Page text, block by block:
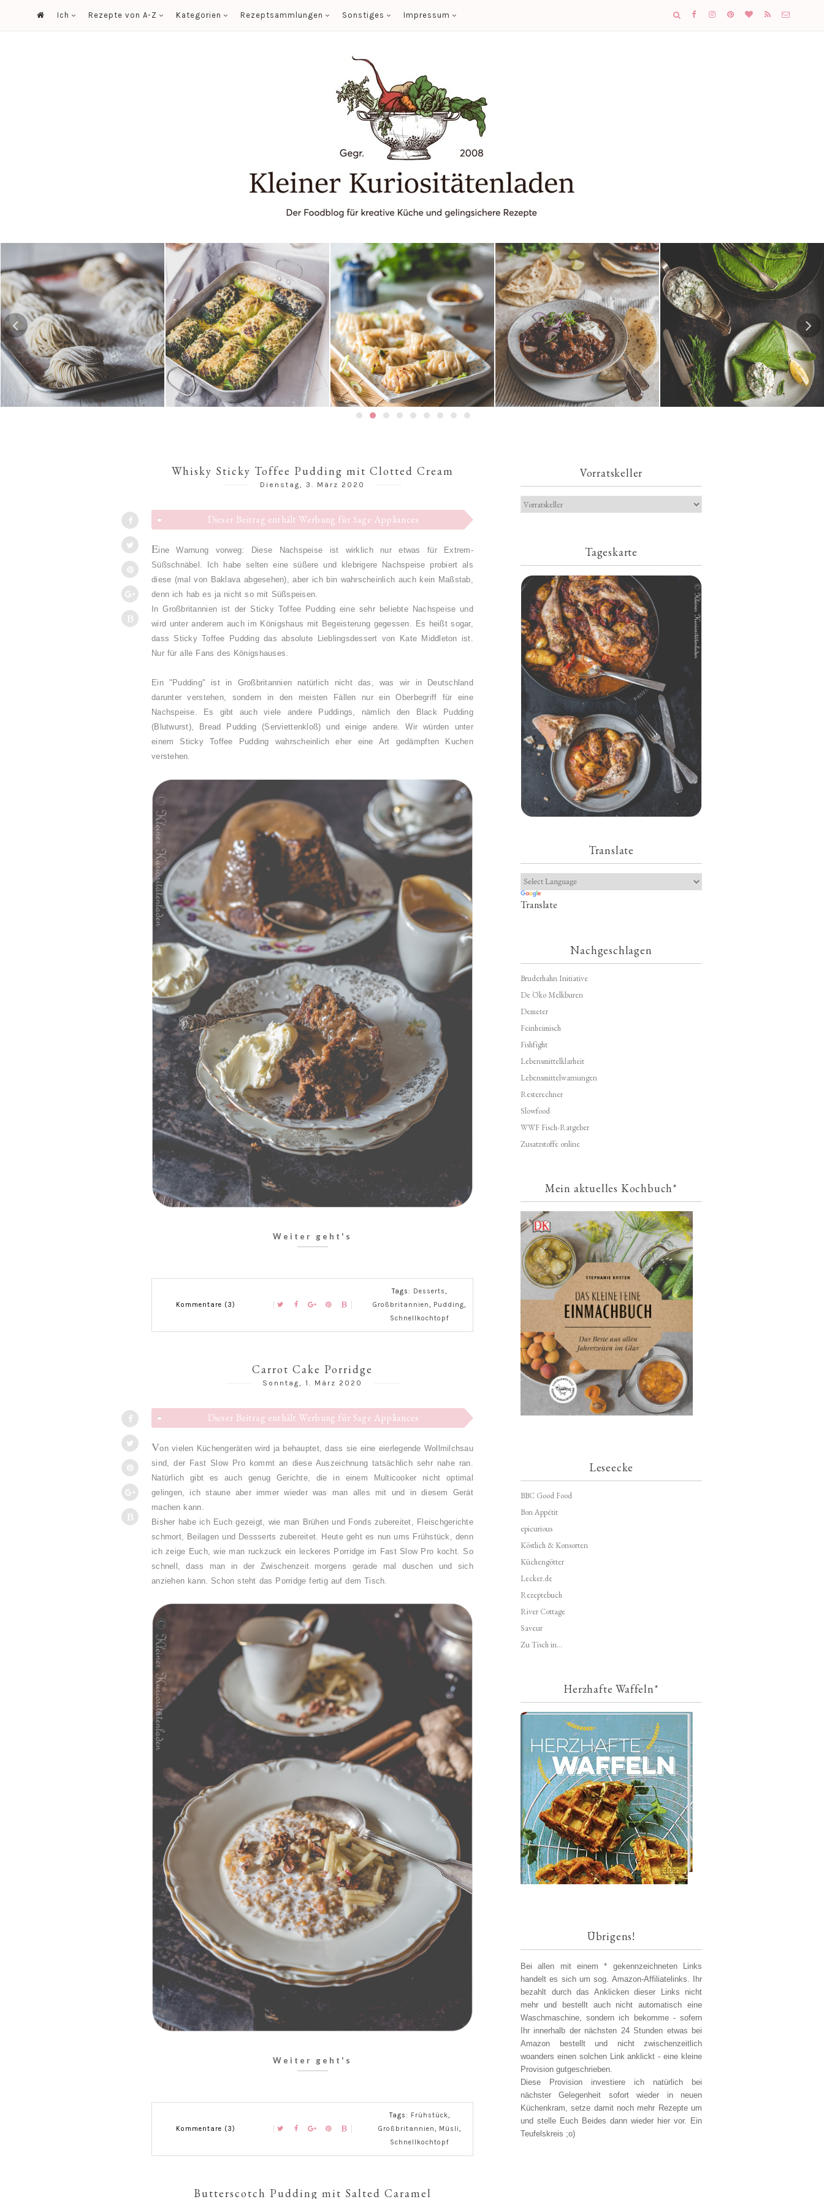
Ich Rezepte von A-Z Kategorien Rezeptsammlungen Sonstiges Impressum
Hausgemachte Ramen-Nudeln Risotto-Wirsing-Rouladen
Gedämpfte Jiaozi mit
Schweinefleischfüllung | 餃子 / 饺
子
Texanisches Chili con Carne
Spinatpfannkuchen mit
Kräuterquark
Whisky Sticky Toffee Pudding mit Clotted Cream
Dienstag, 3. März 2020
Dieser Beitrag enthält Werbung für Sage Appliances
Eine Warnung vorweg: Diese Nachspeise ist wirklich nur etwas für Extrem-
Süßschnäbel. Ich habe selten eine süßere und klebrigere Nachspeise probiert als
diese (mal von Baklava abgesehen), aber ich bin wahrscheinlich auch kein Maßstab,
denn ich hab es ja nicht so mit Süßspeisen.
In Großbritannien ist der Sticky Toffee Pudding eine sehr beliebte Nachspeise und
wird unter anderem auch im Königshaus mit Begeisterung gegessen. Es heißt sogar,
dass Sticky Toffee Pudding das absolute Lieblingsdessert von Kate Middleton ist.
Nur für alle Fans des Königshauses.
Ein "Pudding" ist in Großbritannien natürlich nicht das, was wir in Deutschland
darunter verstehen, sondern in den meisten Fällen nur ein Oberbegriff für eine
Nachspeise. Es gibt auch viele andere Puddings, nämlich den Black Pudding
(Blutwurst), Bread Pudding (Serviettenkloß) und einige andere. Wir würden unter
einem Sticky Toffee Pudding wahrscheinlich eher eine Art gedämpften Kuchen
verstehen.
Weiter geht's
Kommentare (3)
Tags: Desserts,
Großbritannien, Pudding,
Schnellkochtopf
Carrot Cake Porridge
Sonntag, 1. März 2020
Dieser Beitrag enthält Werbung für Sage Appliances
Von vielen Küchengeräten wird ja behauptet, dass sie eine eierlegende Wollmilchsau
sind, der Fast Slow Pro kommt an diese Auszeichnung tatsächlich sehr nahe ran.
Natürlich gibt es auch genug Gerichte, die in einem Multicooker nicht optimal
gelingen, ich staune aber immer wieder was man alles mit und in diesem Gerät
machen kann.
Bisher habe ich Euch gezeigt, wie man Brühen und Fonds zubereitet, Fleischgerichte
schmort, Beilagen und Dessserts zubereitet. Heute geht es nun ums Frühstück, denn
ich zeige Euch, wie man ruckzuck ein leckeres Porridge im Fast Slow Pro kocht. So
schnell, dass man in der Zwischenzeit morgens gerade mal duschen und sich
anziehen kann. Schon steht das Porridge fertig auf dem Tisch.
Weiter geht's
Kommentare (3)
Tags: Frühstück,
Großbritannien, Müsli,
Schnellkochtopf
Butterscotch Pudding mit Salted Caramel
Vorratskeller
Tageskarte
Geschmorte Hähnchenschenkel auf
Paprikakraut und kleinen Kartoffeln
Translate
Translate
Nachgeschlagen
Bruderhahn Initiative
De Öko Melkburen
Demeter
Feinheimisch
Fishfight
Lebensmittelklarheit
Lebensmittelwarnungen
Resterechner
Slowfood
WWF Fisch-Ratgeber
Zusatzstoffe online
Mein aktuelles Kochbuch*
Leseecke
BBC Good Food
Bon Appétit
epicurious
Köstlich & Konsorten
Küchengötter
Lecker.de
Rezeptebuch
River Cottage
Saveur
Zu Tisch in...
Herzhafte Waffeln*
Übrigens!
Bei allen mit einem * gekennzeichneten Links
handelt es sich um sog. Amazon-Affiliatelinks. Ihr
bezahlt durch das Anklicken dieser Links nicht
mehr und bestellt auch nicht automatisch eine
Waschmaschine, sondern ich bekomme - sofern
Ihr innerhalb der nächsten 24 Stunden etwas bei
Amazon bestellt und nicht zwischenzeitlich
woanders einen solchen Link anklickt - eine kleine
Provision gutgeschrieben.
Diese Provision investiere ich natürlich bei
nächster Gelegenheit sofort wieder in neuen
Küchenkram, setze damit noch mehr Rezepte um
und stelle Euch Beides dann wieder hier vor. Ein
Teufelskreis ;o)